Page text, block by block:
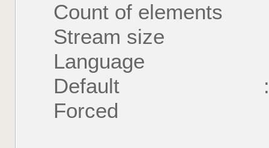
Count of
Stream size :
Language :
Default :
Forced :